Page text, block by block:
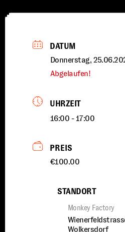
DATUM
Donnerstag,
Abgelaufen!
UHRZEIT
16:00 - 17:00
PREIS
€100.00
STANDORT
Monkey Factory
Wolkersdorf